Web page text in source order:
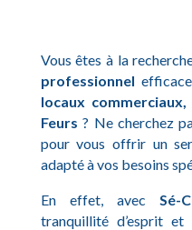
Vous êtes à la
professionnel
locaux
Feurs ? Ne cherchez
pour vous offrir un
adapté à vos besoins
En effet, avec Sé-
tranquillité d’esprit et